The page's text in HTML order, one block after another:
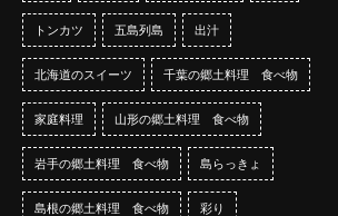
トンカツ 五島列島 出汁
北海道のスイーツ 千葉の郷土料理 食べ物
家庭料理 山形の郷土料理 食べ物
岩手の郷土料理 食べ物 島らっきょ
島根の郷土料理 食べ物 彩り